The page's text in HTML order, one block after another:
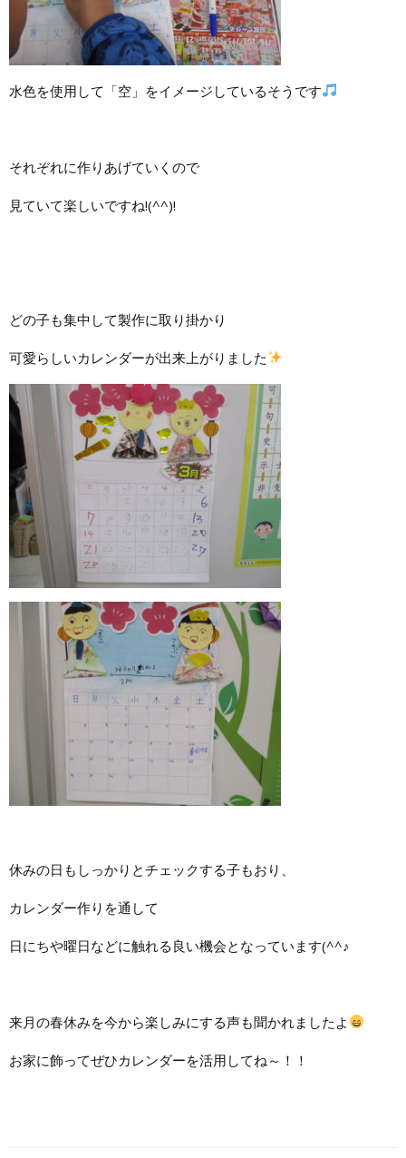
水色を使用して「空」をイメージしているそうです
それぞれに作りあげていくので
見ていて楽しいですね!(^^)!
どの子も集中して製作に取り掛かり
可愛らしいカレンダーが出来上がりました
休みの日もしっかりとチェックする子もおり、
カレンダー作りを通して
日にちや曜日などに触れる良い機会となっています(^^♪
来月の春休みを今から楽しみにする声も聞かれましたよ
お家に飾ってぜひカレンダーを活用してね～！！